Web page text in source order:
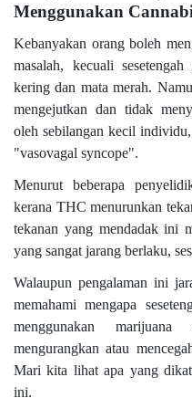
Menggunakan
Kebanyakan orang boleh
masalah, kecuali
kering dan mata merah.
mengejutkan dan tidak
oleh sebilangan kecil
"vasovagal syncope".
Menurut beberapa
kerana THC menurunkan
tekanan yang mendadak ini
yang sangat jarang berlaku,
Walaupun pengalaman ini
memahami mengapa
menggunakan
mengurangkan atau
Mari kita lihat apa yang
ini.